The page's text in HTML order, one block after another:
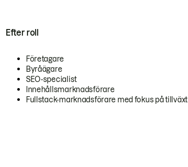
Efter roll
Företagare
Byråägare
SEO-specialist
Innehållsmarknadsförare
Fullstack-marknadsförare med fokus på tillväxt